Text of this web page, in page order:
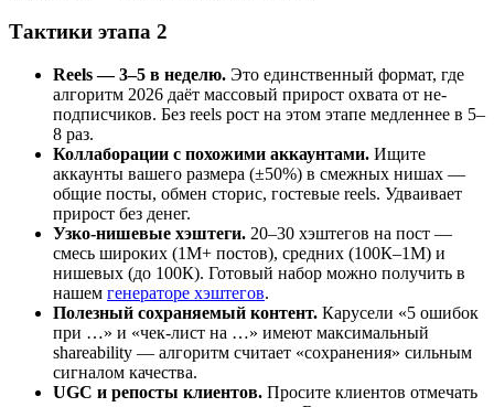
Тактики этапа 2
Reels — 3–5 в неделю. Это единственный формат, где
алгоритм 2026 даёт массовый прирост охвата от не-
подписчиков. Без reels рост на этом этапе медленнее в 5–
8 раз.
Коллаборации с похожими аккаунтами. Ищите
аккаунты вашего размера (±50%) в смежных нишах —
общие посты, обмен сторис, гостевые reels. Удваивает
прирост без денег.
Узко-нишевые хэштеги. 20–30 хэштегов на пост —
смесь широких (1М+ постов), средних (100К–1М) и
нишевых (до 100К). Готовый набор можно получить в
нашем генераторе хэштегов.
Полезный сохраняемый контент. Карусели «5 ошибок
при …» и «чек-лист на …» имеют максимальный
shareability — алгоритм считает «сохранения» сильным
сигналом качества.
UGC и репосты клиентов. Просите клиентов отмечать